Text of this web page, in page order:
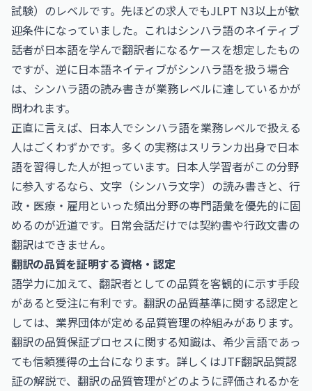
試験）のレベルです。先ほどの求人でもJLPT N3以上が歓
迎条件になっていました。これはシンハラ語のネイティブ
話者が日本語を学んで翻訳者になるケースを想定したもの
ですが、逆に日本語ネイティブがシンハラ語を扱う場合
は、シンハラ語の読み書きが業務レベルに達しているかが
問われます。
正直に言えば、日本人でシンハラ語を業務レベルで扱える
人はごくわずかです。多くの実務はスリランカ出身で日本
語を習得した人が担っています。日本人学習者がこの分野
に参入するなら、文字（シンハラ文字）の読み書きと、行
政・医療・雇用といった頻出分野の専門語彙を優先的に固
めるのが近道です。日常会話だけでは契約書や行政文書の
翻訳はできません。
翻訳の品質を証明する資格・認定
語学力に加えて、翻訳者としての品質を客観的に示す手段
があると受注に有利です。翻訳の品質基準に関する認定と
しては、業界団体が定める品質管理の枠組みがあります。
翻訳の品質保証プロセスに関する知識は、希少言語であっ
ても信頼獲得の土台になります。詳しくはJTF翻訳品質認
証の解説で、翻訳の品質管理がどのように評価されるかを